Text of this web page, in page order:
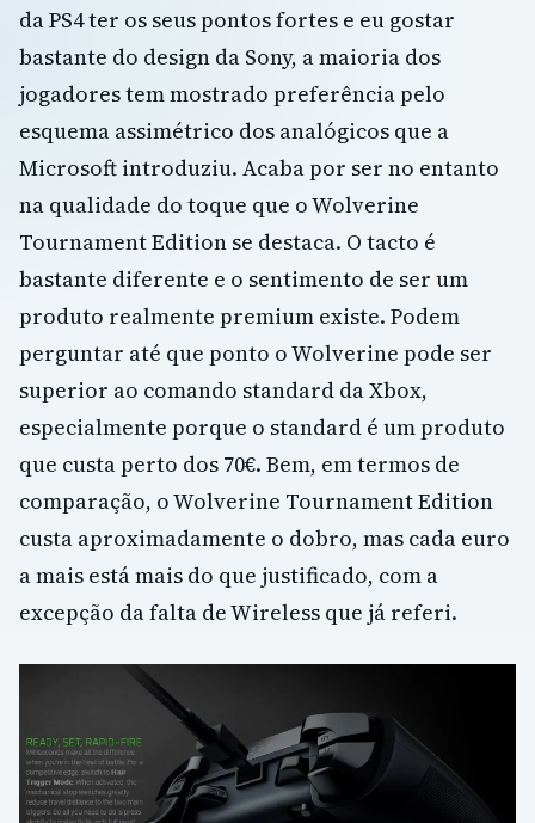
da PS4 ter os seus pontos fortes e eu gostar
bastante do design da Sony, a maioria dos
jogadores tem mostrado preferência pelo
esquema assimétrico dos analógicos que a
Microsoft introduziu. Acaba por ser no entanto
na qualidade do toque que o Wolverine
Tournament Edition se destaca. O tacto é
bastante diferente e o sentimento de ser um
produto realmente premium existe. Podem
perguntar até que ponto o Wolverine pode ser
superior ao comando standard da Xbox,
especialmente porque o standard é um produto
que custa perto dos 70€. Bem, em termos de
comparação, o Wolverine Tournament Edition
custa aproximadamente o dobro, mas cada euro
a mais está mais do que justificado, com a
excepção da falta de Wireless que já referi.